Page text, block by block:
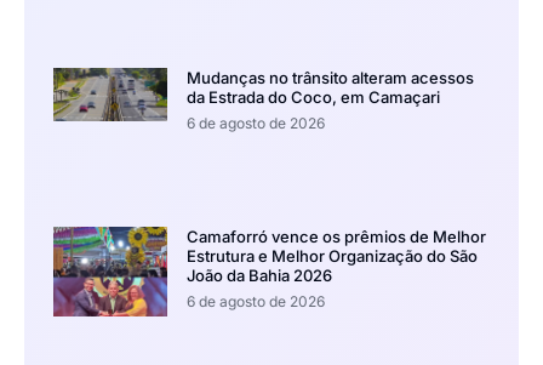
Mudanças no trânsito alteram acessos
da Estrada do Coco, em Camaçari
6 de agosto de 2026
Camaforró vence os prêmios de Melhor
Estrutura e Melhor Organização do São
João da Bahia 2026
6 de agosto de 2026